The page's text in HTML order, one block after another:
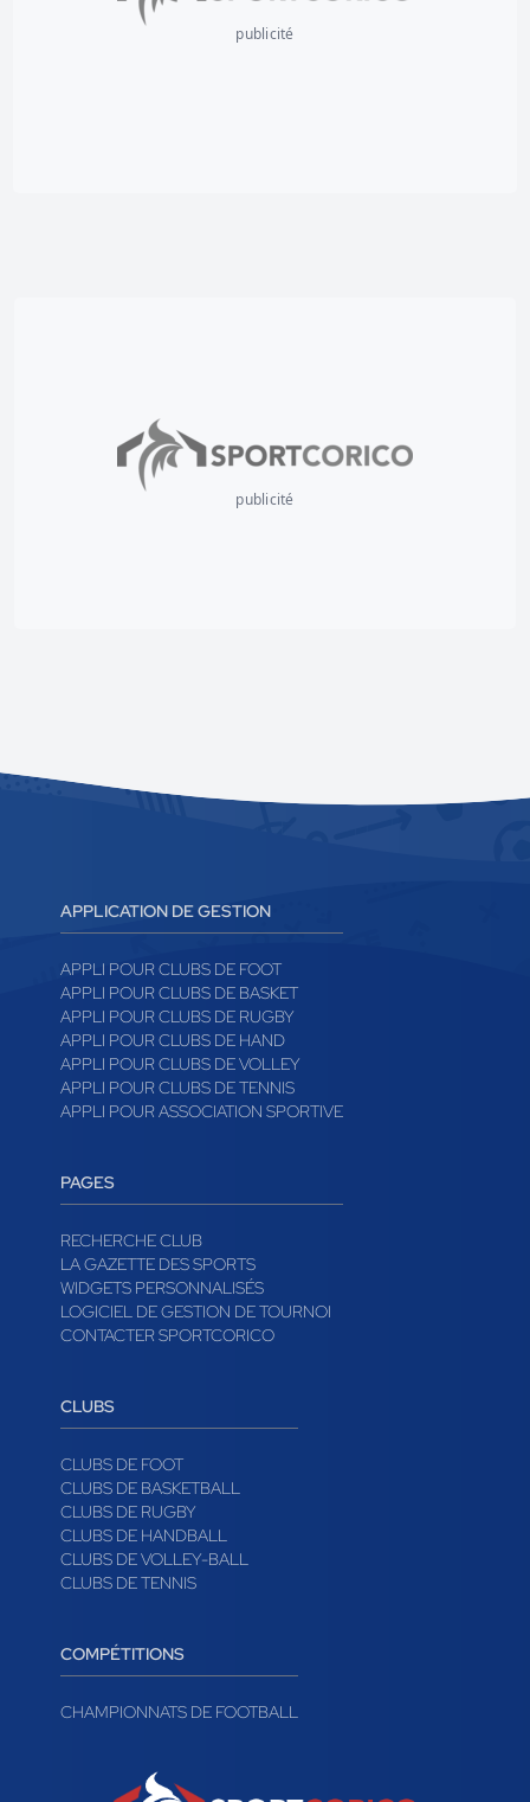
publicité
publicité
APPLICATION DE GESTION
APPLI POUR CLUBS DE FOOT
APPLI POUR CLUBS DE BASKET
APPLI POUR CLUBS DE RUGBY
APPLI POUR CLUBS DE HAND
APPLI POUR CLUBS DE VOLLEY
APPLI POUR CLUBS DE TENNIS
APPLI POUR ASSOCIATION SPORTIVE
PAGES
RECHERCHE CLUB
LA GAZETTE DES SPORTS
WIDGETS PERSONNALISÉS
LOGICIEL DE GESTION DE TOURNOI
CONTACTER SPORTCORICO
CLUBS
CLUBS DE FOOT
CLUBS DE BASKETBALL
CLUBS DE RUGBY
CLUBS DE HANDBALL
CLUBS DE VOLLEY-BALL
CLUBS DE TENNIS
COMPÉTITIONS
CHAMPIONNATS DE FOOTBALL